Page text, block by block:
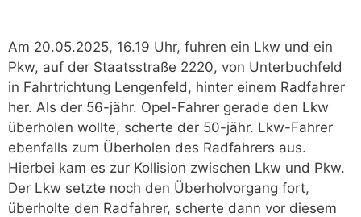
Am 20.05.2025, 16.19 Uhr, fuhren ein Lkw und ein
Pkw, auf der Staatsstraße 2220, von Unterbuchfeld
in Fahrtrichtung Lengenfeld, hinter einem Radfahrer
her. Als der 56-jähr. Opel-Fahrer gerade den Lkw
überholen wollte, scherte der 50-jähr. Lkw-Fahrer
ebenfalls zum Überholen des Radfahrers aus.
Hierbei kam es zur Kollision zwischen Lkw und Pkw.
Der Lkw setzte noch den Überholvorgang fort,
überholte den Radfahrer, scherte dann vor diesem